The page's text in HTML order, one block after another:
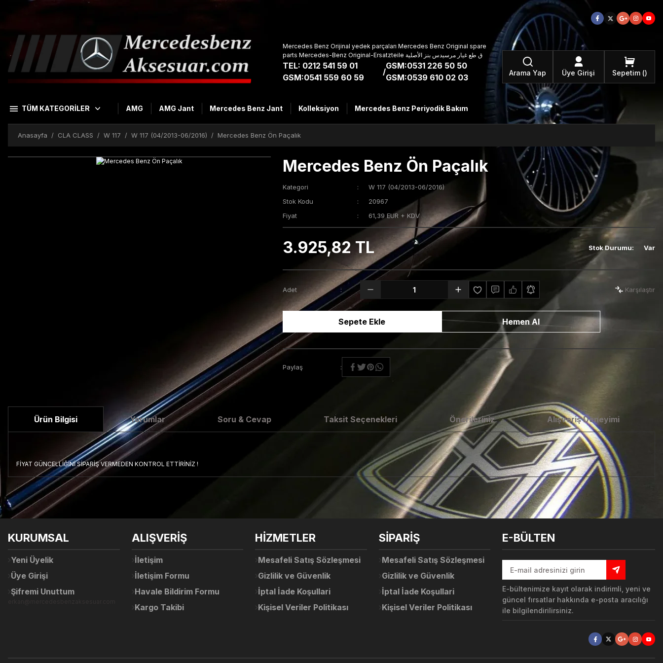
Mercedes Benz Orijinal yedek parçaları Mercedes Benz Original spare
parts Mercedes-Benz Original-Ersatzteile ق طع غيار مرسيدس بنز الأصلية
TEL: 0212 541 59 01
GSM:0541 559 60 59
/
GSM:0531 226 50 50
GSM:0539 610 02 03
Arama Yap Üye Girişi Sepetim
TÜM KATEGORİLER AMG AMG Jant Mercedes Benz Jant Kolleksiyon Mercedes Benz Periyodik Bakım
Anasayfa CLA CLASS W 117 W 117 (04/2013-06/2016) Mercedes Benz Ön Paçalık
Mercedes Benz Ön Paçalık
Kategori
W 117 (04/2013-06/2016)
Stok Kodu
20967
Fiyat
61,39 EUR + KDV
3.925,82 TL Stok Durumu: Var
Adet Karşılaştır
Sepete Ekle Hemen Al
Paylaş
Ürün Bilgisi Yorumlar Soru & Cevap Taksit Seçenekleri Önerileriniz Alışveriş Deneyimi
FİYAT GÜNCELLİĞİNİ SİPARİŞ VERMEDEN KONTROL ETTİRİNİZ !
Yorum Yaz
Bu ürünün fiyat bilgisi, resim, ürün açıklamalarında ve diğer konularda yetersiz gördüğünüz noktaları öneri formunu kullanarak tarafımıza iletebilirsiniz.
Görüş ve önerileriniz için teşekkür ederiz.
Ürün açıklamasında eksik bilgiler bulunuyor.
Bu ürüne benzer farklı alternatifler olmalı.
Deneyimini Paylaş
KURUMSAL
Yeni Üyelik
Üye Girişi
Şifremi Unuttum
ALIŞVERİŞ
İletişim
İletişim Formu
Havale Bildirim Formu
Kargo Takibi
HİZMETLER
Mesafeli Satış Sözleşmesi
Gizlilik ve Güvenlik
İptal İade Koşullari
Kişisel Veriler Politikası
SİPARİŞ
Mesafeli Satış Sözleşmesi
Gizlilik ve Güvenlik
İptal İade Koşullari
Kişisel Veriler Politikası
E-BÜLTEN
E-bültenimize kayıt olarak indirimli, yeni ve
güncel fırsatlar hakkında e-posta aracılığı
ile bilgilendirilirsiniz.